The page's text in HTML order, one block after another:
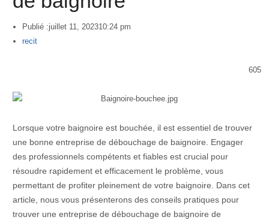
Publié :juillet 11, 202310:24 pm
Author
recit
605
Lorsque votre baignoire est bouchée, il est essentiel de trouver
une bonne entreprise de débouchage de baignoire. Engager
des professionnels compétents et fiables est crucial pour
résoudre rapidement et efficacement le problème, vous
permettant de profiter pleinement de votre baignoire. Dans cet
article, nous vous présenterons des conseils pratiques pour
trouver une entreprise de débouchage de baignoire de